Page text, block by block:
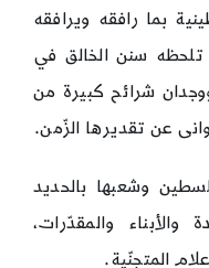
بما رافقه ويرافقه
تلحظه سنن الخالق في
شرائح كبيرة من
عن تقديرها الزّمن.
وشعبها بالحديد
والأبناء والمقدّرات،
المتجنّية.